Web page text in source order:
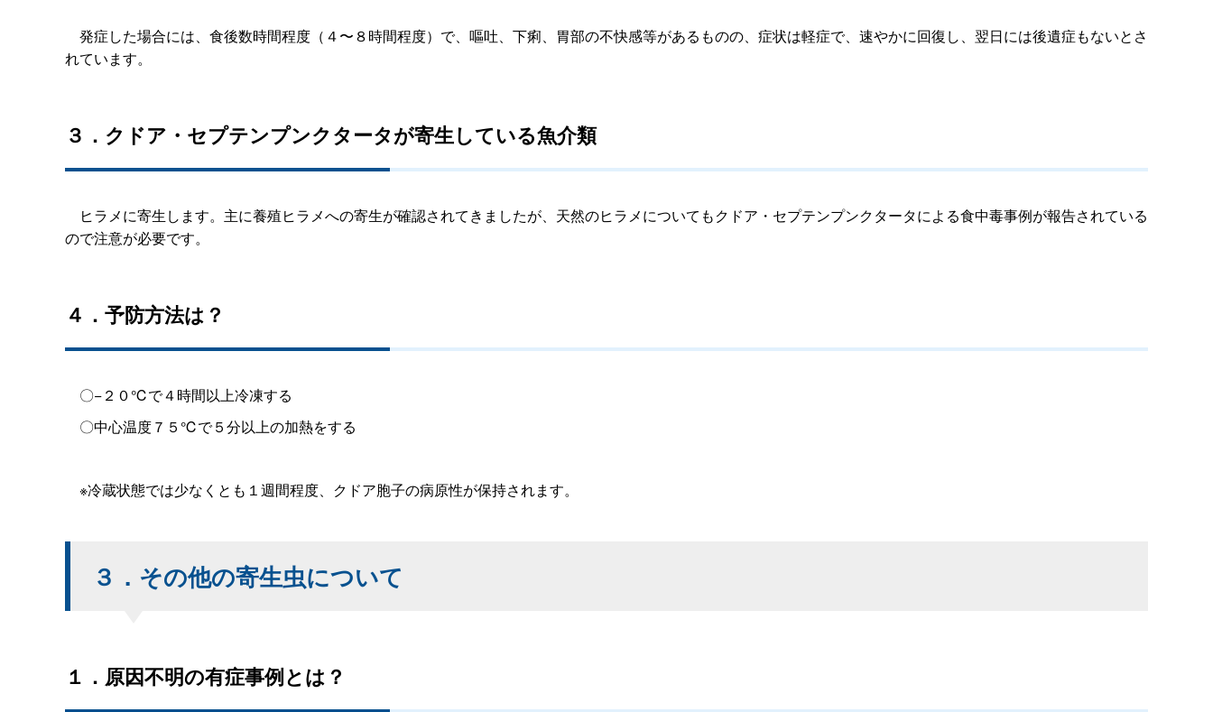
発症した場合には、食後数時間程度（４〜８時間程度）で、嘔吐、下痢、胃部の不快感等があるものの、症状は軽症で、速やかに回復し、翌日には後遺症もないとさ
れています。
３．クドア・セプテンプンクタータが寄生している魚介類
ヒラメに寄生します。主に養殖ヒラメへの寄生が確認されてきましたが、天然のヒラメについてもクドア・セプテンプンクタータによる食中毒事例が報告されている
ので注意が必要です。
４．予防方法は？
〇−２０℃で４時間以上冷凍する
〇中心温度７５℃で５分以上の加熱をする
※冷蔵状態では少なくとも１週間程度、クドア胞子の病原性が保持されます。
３．その他の寄生虫について
１．原因不明の有症事例とは？